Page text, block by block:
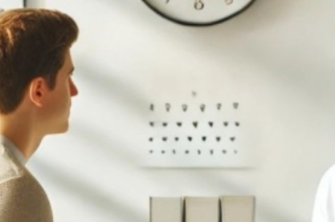
Original Viagra
Sildenafil
Kamagra
Cialis Professional
Tadalafil